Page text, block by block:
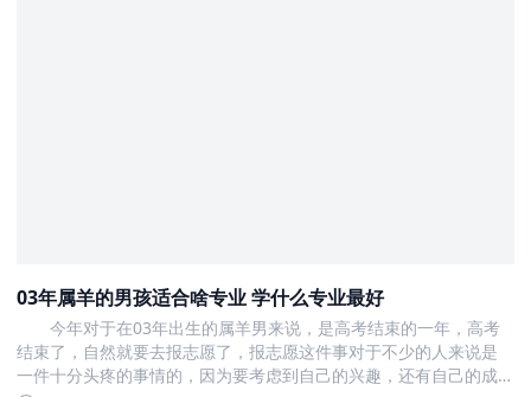
03年属羊的男孩适合啥专业 学什么专业最好
今年对于在03年出生的属羊男来说，是高考结束的一年，高考
结束了，自然就要去报志愿了，报志愿这件事对于不少的人来说是
一件十分头疼的事情的，因为要考虑到自己的兴趣，还有自己的成